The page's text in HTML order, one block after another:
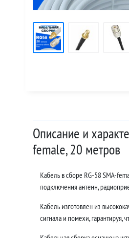
Описание и
female, 20 метров
Кабель в сборе RG-58 SMA-
подключения антенн,
Кабель изготовлен из
сигнала и помехи, гарантируя,